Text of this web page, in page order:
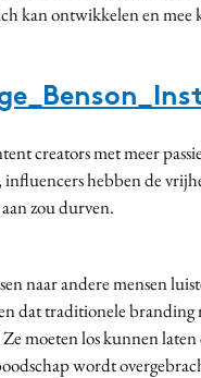
kan ontwikkelen en mee
creators met meer
hebben de
zou durven.
naar andere mensen
dat traditionele branding
moeten los kunnen
wordt